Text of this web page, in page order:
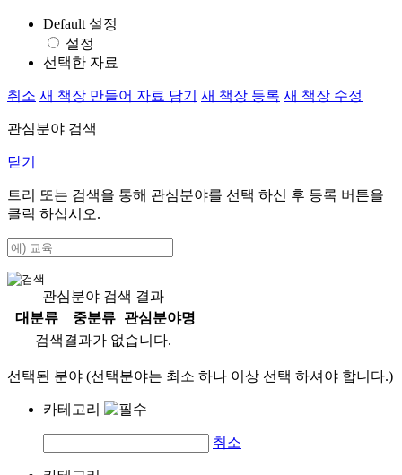
Default 설정
설정
선택한 자료
취소 새 책장 만들어 자료 담기 새 책장 등록 새 책장 수정
관심분야 검색
닫기
트리 또는 검색을 통해 관심분야를 선택 하신 후 등록 버튼을
클릭 하십시오.
관심분야 검색 결과
대분류
중분류
관심분야명
검색결과가 없습니다.
선택된 분야 (선택분야는 최소 하나 이상 선택 하셔야 합니다.)
카테고리
취소